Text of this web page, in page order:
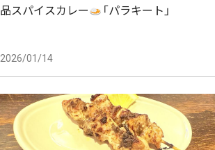
品スパイスカレー
「パラキート」
2026/01/14